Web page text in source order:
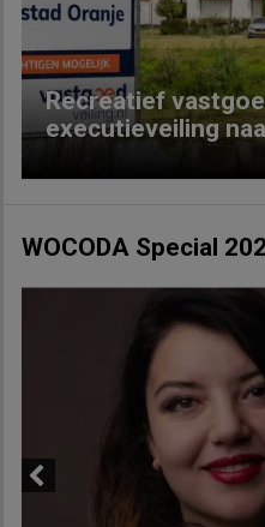
Recreatief
executieveiling
WOCODA Special